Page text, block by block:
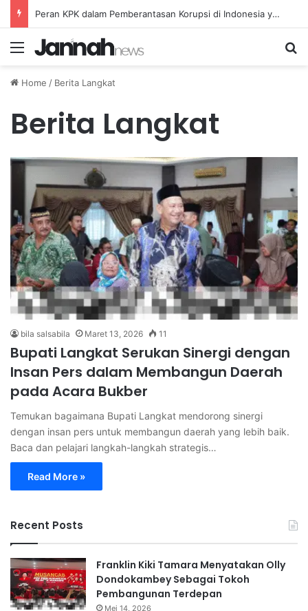
Peran KPK dalam Pemberantasan Korupsi di Indonesia yang Efektif dan Terukur
Menu
Home / Berita Langkat
Berita Langkat
bila salsabila Maret 13, 2026 11
Bupati Langkat Serukan Sinergi dengan
Insan Pers dalam Membangun Daerah
pada Acara Bukber
Temukan bagaimana Bupati Langkat mendorong sinergi
dengan insan pers untuk membangun daerah yang lebih baik.
Baca dan pelajari langkah-langkah strategis…
Read More »
Recent Posts
Franklin Kiki Tamara Menyatakan Olly
Dondokambey Sebagai Tokoh
Pembangunan Terdepan
Mei 14, 2026